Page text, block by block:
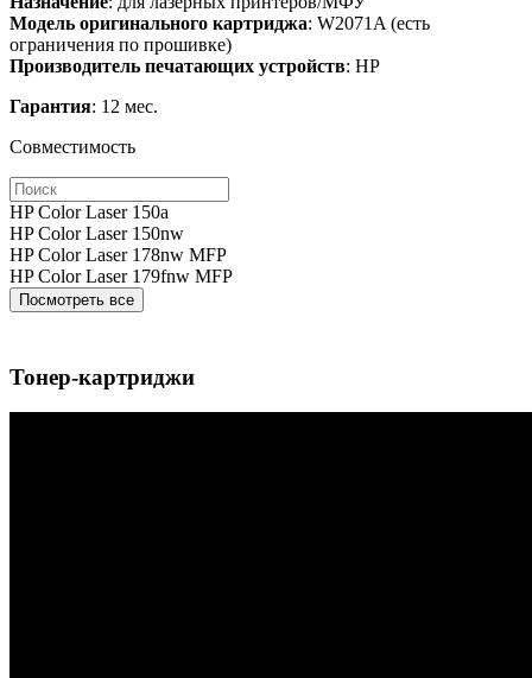
Модель оригинального картриджа: W2071A (есть
ограничения по прошивке)
Производитель печатающих устройств: HP
Гарантия: 12 мес.
Совместимость
HP Color Laser 150a
HP Color Laser 150nw
HP Color Laser 178nw MFP
HP Color Laser 179fnw MFP
Посмотреть все
Тонер-картриджи